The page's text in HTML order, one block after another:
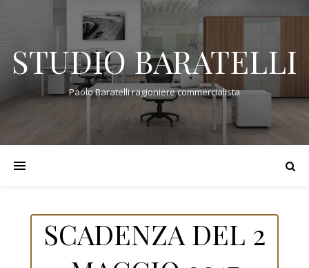
STUDIO BARATELLI
Paolo Baratelli ragioniere commercialista
SCADENZA DEL 2